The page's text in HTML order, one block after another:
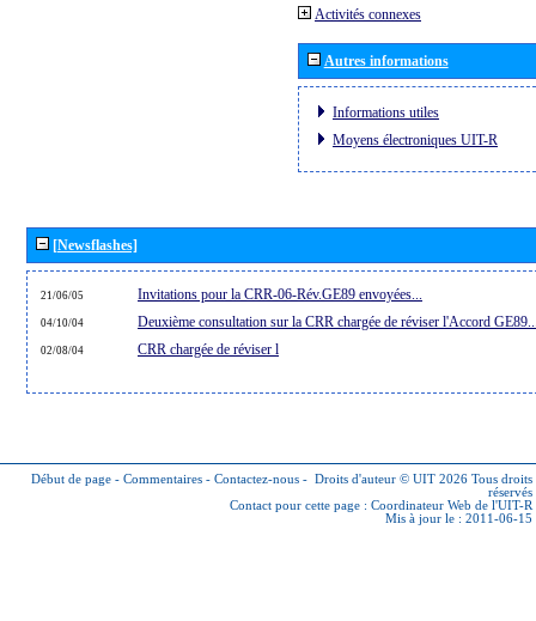
Activités connexes
Autres informations
Informations utiles
Moyens électroniques UIT-R
[Newsflashes]
21/06/05 Invitations pour la CRR-06-Rév.GE89 envoyées...
04/10/04 Deuxième consultation sur la CRR chargée de réviser l'Accord
02/08/04 CRR chargée de réviser l
Début de page - Commentaires - Contactez-nous - Droits d'auteur © UIT 2026 Tous droits
réservés
Contact pour cette page : Coordinateur Web de l'UIT-R
Mis à jour le : 2011-06-15